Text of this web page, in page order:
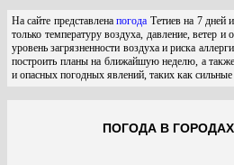
На сайте представленапогода Тетиев на 7 дней
только температуру воздуха, давление, ветер
уровень загрязненности воздуха и риска
построить планы на ближайшую неделю, а
и опасных погодных явлений, таких как
ПОГОДА В